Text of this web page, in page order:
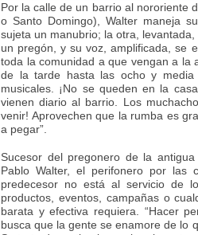
Por la calle de un barrio al nororiente
o Santo Domingo), Walter maneja
sujeta un manubrio; la otra,
un pregón, y su voz, amplificada, se
toda la comunidad a que vengan a la
de la tarde hasta las ocho y
musicales. ¡No se queden en la
vienen diario al barrio. Los
venir! Aprovechen que la rumba es
a pegar”.
Sucesor del pregonero de la
Pablo Walter, el perifonero por las
predecesor no está al servicio de
productos, eventos, campañas o
barata y efectiva requiera. “Hacer
busca que la gente se enamore de lo